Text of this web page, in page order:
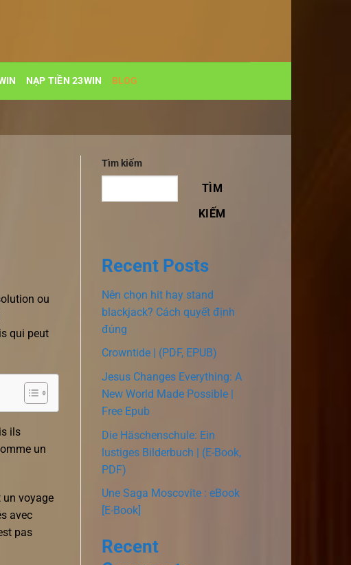
NẠP TIỀN 23WIN BLOG
ou
qui peut
ils
un
un voyage
avec
pas
Tìm kiếm
TÌM
KIẾM
Recent Posts
Nên chọn hit hay stand
blackjack? Cách quyết định
đúng
Crowntide | (PDF, EPUB)
Jesus Changes Everything: A
New World Made Possible |
Free Epub
Die Häschenschule: Ein
lustiges Bilderbuch | (E-Book,
PDF)
Une Saga Moscovite : eBook
[E-Book]
Recent